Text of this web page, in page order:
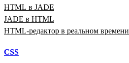
HTML в JADE
JADE в HTML
HTML‑редактор в реальном времени
CSS